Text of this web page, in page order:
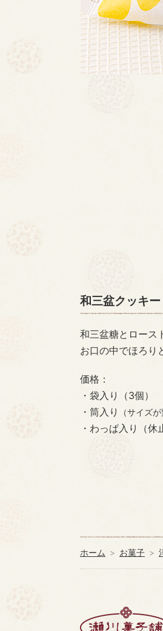
和三盆クッキ
和三盆糖とロース
お口の中でほろり
価格：
・袋入り（3個）
・筒入り
（サイズ
・わっぱ入り（休
ホーム お菓子